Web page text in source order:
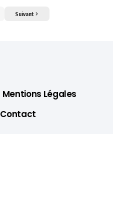
Suivant
Mentions Légales
Contact